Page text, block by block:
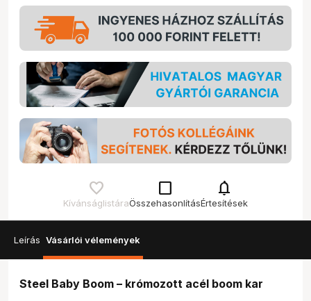
Kívánságlistára
check_box_outline_blank
Összehasonlítás
notifications
Értesítések
Leírás Vásárlói vélemények
Steel Baby Boom – krómozott acél boom kar